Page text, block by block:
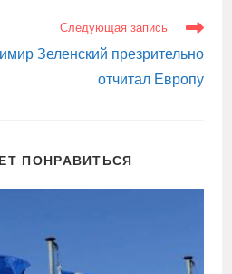
Следующая запись
Зеленский презрительно
отчитал Европу
ПОНРАВИТЬСЯ